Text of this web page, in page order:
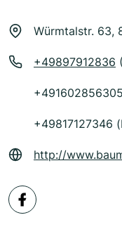
Würmtalstr. 63,
+49897912836
+49817127346
http://